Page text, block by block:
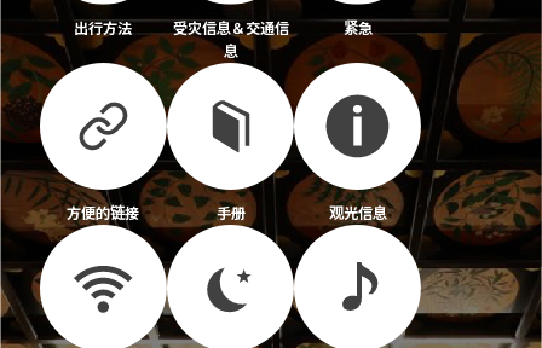
出行方法
受灾信息＆交通信
息
紧急
方便的链接 手册 观光信息